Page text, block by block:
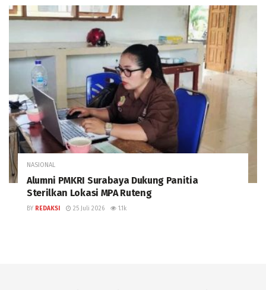
NASIONAL
Alumni PMKRI Surabaya Dukung Panitia
Sterilkan Lokasi MPA Ruteng
BY REDAKSI 25 Juli 2026 1.1k